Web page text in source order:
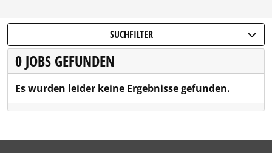
SUCHFILTER
0 JOBS GEFUNDEN
Es wurden leider keine Ergebnisse gefunden.